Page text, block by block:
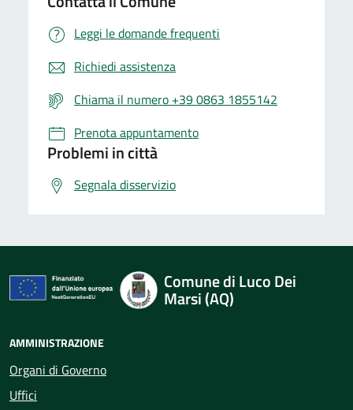
Leggi le domande frequenti
Richiedi assistenza
Chiama il numero +39 0863 1855142
Prenota appuntamento
Problemi in città
Segnala disservizio
Comune di Luco Dei
Marsi (AQ)
AMMINISTRAZIONE
Organi di Governo
Uffici